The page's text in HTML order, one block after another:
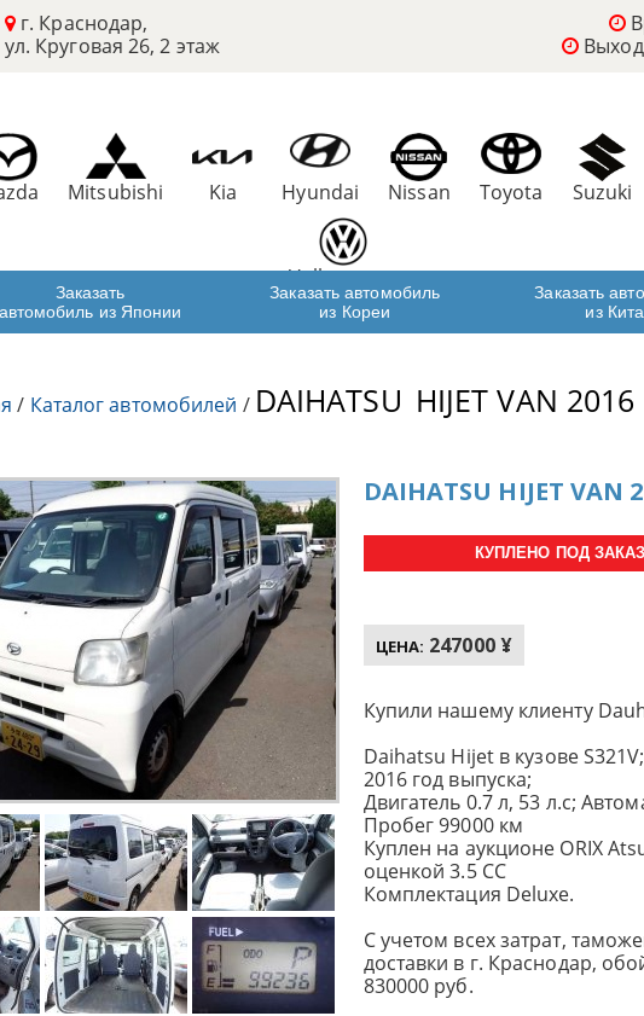
г. Краснодар,
ул. Круговая 26, 2 этаж
Mitsubishi Kia Hyundai Nissan Toyota Suzuki
Volkswagen
Заказать
автомобиль из Японии
Заказать автомобиль
из Кореи
Заказать
из
/ Каталог автомобилей / DAIHATSU HIJET VAN 2016
DAIHATSU HIJET VAN
КУПЛЕНО ПОД ЗАКАЗ
ЦЕНА: 247000 ¥
Купили нашему клиенту
Daihatsu Hijet в кузове S321V;
2016 год выпуска;
Двигатель 0.7 л, 53 л.с;
Пробег 99000 км
Куплен на аукционе ORIX
оценкой 3.5 CC
Комплектация Deluxe.
С учетом всех затрат,
доставки в г. Краснодар,
830000 руб.